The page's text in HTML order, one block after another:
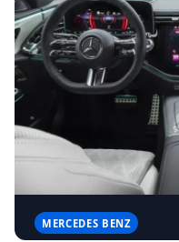
MERCEDES BENZ